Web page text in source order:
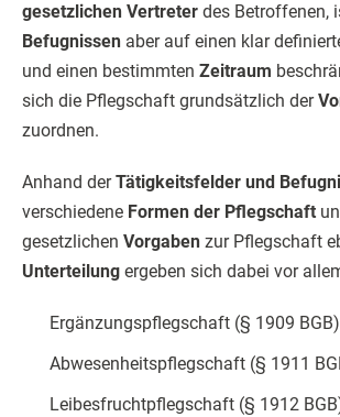
gesetzlichen Vertreter des Betroffenen,
Befugnissen aber auf einen klar
und einen bestimmten Zeitraum
sich die Pflegschaft grundsätzlich der
zuordnen.
Anhand derTätigkeitsfelder und
verschiedene Formen der Pflegschaft
gesetzlichen Vorgaben zur Pflegschaft
Unterteilung ergeben sich dabei vor
Ergänzungspflegschaft (§ 1909 BGB)
Abwesenheitspflegschaft (§ 1911
Leibesfruchtpflegschaft (§ 1912